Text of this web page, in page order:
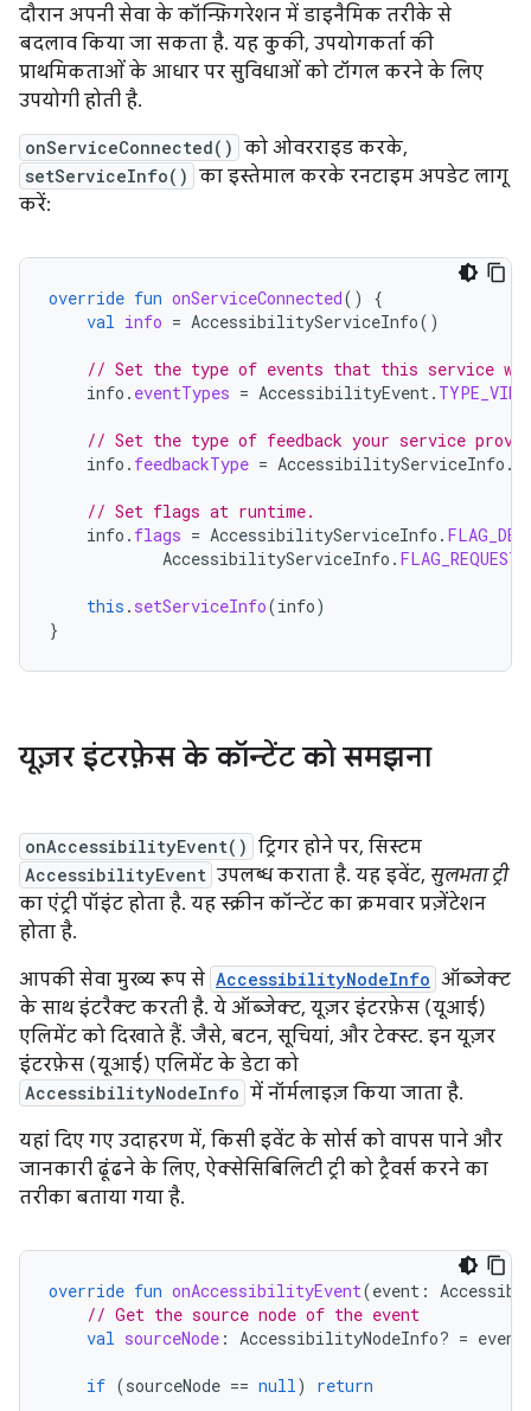
दौरान अपनी सेवा के कॉन्फ़िगरेशन में डाइनैमिक तरीके से
बदलाव किया जा सकता है. यह कुकी, उपयोगकर्ता की
प्राथमिकताओं के आधार पर सुविधाओं को टॉगल करने के लिए
उपयोगी होती है.
onServiceConnected() को ओवरराइड करके,
setServiceInfo() का इस्तेमाल करके रनटाइम अपडेट लागू
करें:
override fun onServiceConnected()
{
val info = AccessibilityServiceInfo()
// Set the type of events that this service
info . eventTypes = AccessibilityEvent.
// Set the type of feedback your service
info . feedbackType = AccessibilityServiceInfo .
// Set flags at runtime.
info . flags = AccessibilityServiceInfo .
AccessibilityServiceInfo .
this . setServiceInfo(info)
}
यूज़र इंटरफ़ेस के कॉन्टेंट को समझना
onAccessibilityEvent() ट्रिगर होने पर, सिस्टम
AccessibilityEvent उपलब्ध कराता है. यह इवेंट, सुलभता ट्री
का एंट्री पॉइंट होता है. यह स्क्रीन कॉन्टेंट का क्रमवार प्रज़ेंटेशन
होता है.
आपकी सेवा मुख्य रूप से AccessibilityNodeInfo ऑब्जेक्ट
के साथ इंटरैक्ट करती है. ये ऑब्जेक्ट, यूज़र इंटरफ़ेस (यूआई)
एलिमेंट को दिखाते हैं. जैसे, बटन, सूचियां, और टेक्स्ट. इन यूज़र
इंटरफ़ेस (यूआई) एलिमेंट के डेटा को
AccessibilityNodeInfo में नॉर्मलाइज़ किया जाता है.
यहां दिए गए उदाहरण में, किसी इवेंट के सोर्स को वापस पाने और
जानकारी ढूंढने के लिए, ऐक्सेसिबिलिटी ट्री को ट्रैवर्स करने का
तरीका बताया गया है.
override fun onAccessibilityEvent(event :
// Get the source node of the event
val sourceNode : AccessibilityNodeInfo? = event
if (sourceNode == null) return